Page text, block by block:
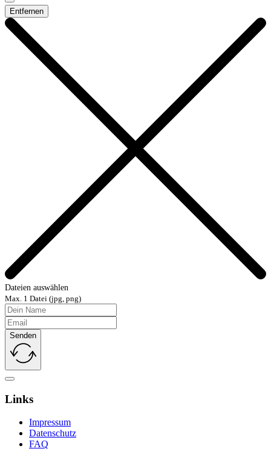
Entfernen
Dateien auswählen
Max. 1 Datei (jpg, png)
Senden
Links
Impressum
Datenschutz
FAQ